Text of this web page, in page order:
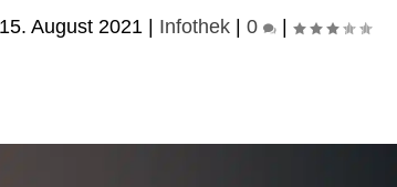
15. August 2021| Infothek| 0 |